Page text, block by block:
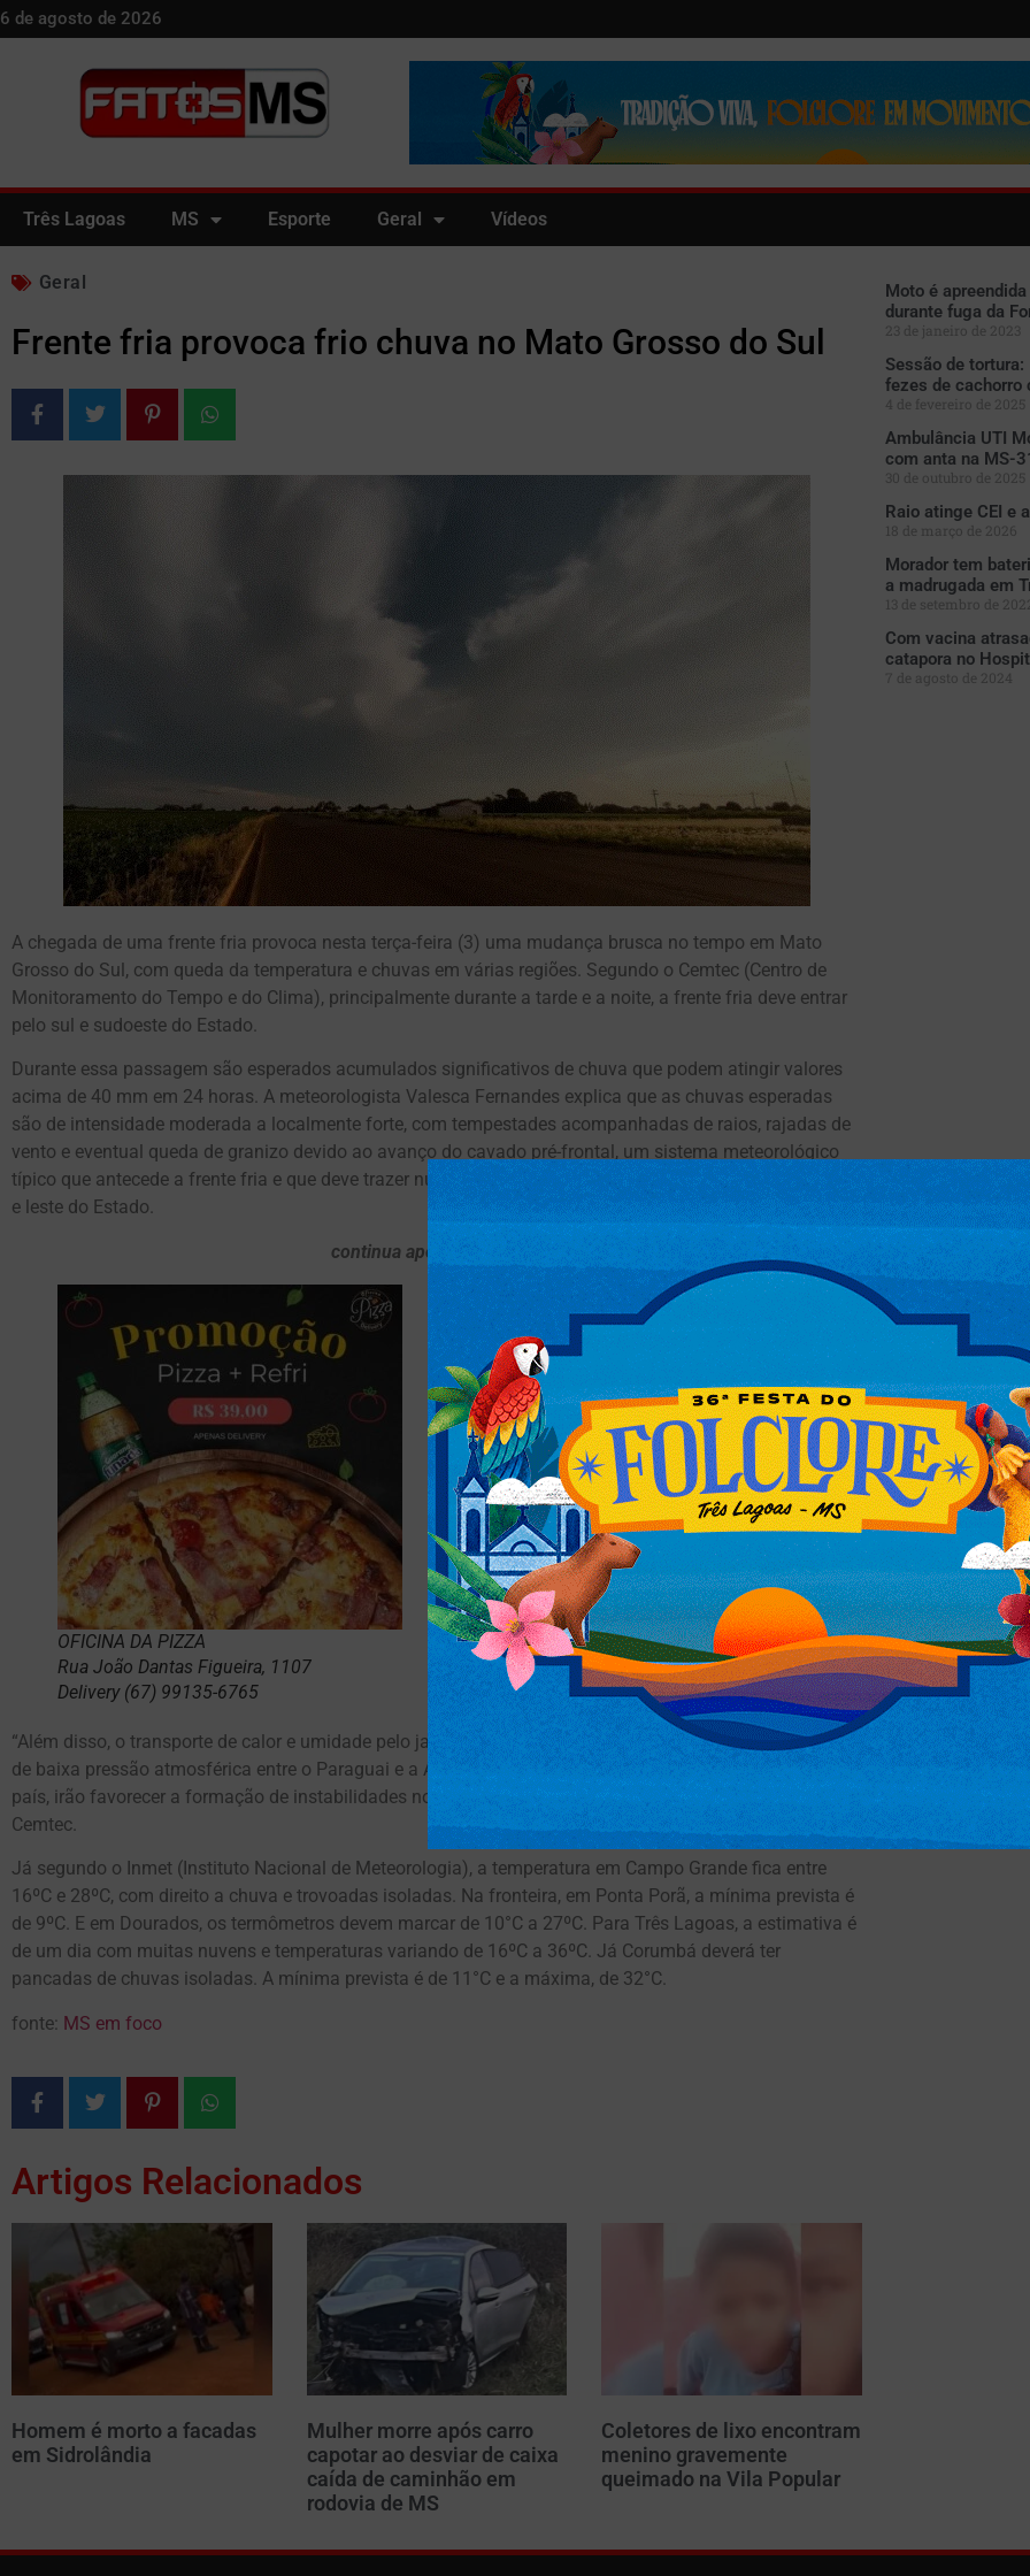
6 de agosto de 2026
Três Lagoas MS Esporte Geral Vídeos
Geral
Frente fria provoca frio chuva no Mato Grosso do Sul
A chegada de uma frente fria provoca nesta terça-feira (3) uma mudança brusca no tempo em Mato
Grosso do Sul, com queda da temperatura e chuvas em várias regiões. Segundo o Cemtec (Centro de
Monitoramento do Tempo e do Clima), principalmente durante a tarde e a noite, a frente fria deve entrar
pelo sul e sudoeste do Estado.
Durante essa passagem são esperados acumulados significativos de chuva que podem atingir valores
acima de 40 mm em 24 horas. A meteorologista Valesca Fernandes explica que as chuvas esperadas
são de intensidade moderada a localmente forte, com tempestades acompanhadas de raios, rajadas de
vento e eventual queda de granizo devido ao avanço do cavado pré-frontal, um sistema meteorológico
típico que antecede a frente fria e que deve trazer nuvens e chuvas, principalmente nas regiões centro-sul
e leste do Estado.
continua após publicidade
OFICINA DA PIZZA
Rua João Dantas Figueira, 1107
Delivery (67) 99135-6765
“Além disso, o transporte de calor e umidade pelo jato de baixos níveis, aliado a formação de um sistema
de baixa pressão atmosférica entre o Paraguai e a Argentina com deslocamento para a região sul do
país, irão favorecer a formação de instabilidades no Estado”, afirma a meteorologista, que coordena o
Cemtec.
Já segundo o Inmet (Instituto Nacional de Meteorologia), a temperatura em Campo Grande fica entre
16ºC e 28ºC, com direito a chuva e trovoadas isoladas. Na fronteira, em Ponta Porã, a mínima prevista é
de 9ºC. E em Dourados, os termômetros devem marcar de 10°C a 27ºC. Para Três Lagoas, a estimativa é
de um dia com muitas nuvens e temperaturas variando de 16ºC a 36ºC. Já Corumbá deverá ter
pancadas de chuvas isoladas. A mínima prevista é de 11°C e a máxima, de 32°C.
fonte: MS em foco
Artigos Relacionados
Homem é morto a facadas
em Sidrolândia
Mulher morre após carro
capotar ao desviar de caixa
caída de caminhão em
rodovia de MS
Coletores de lixo encontram
menino gravemente
queimado na Vila Popular
Moto é
durante fuga da
23 de janeiro de 2023
Sessão de
fezes de cachorro
4 de fevereiro de 2025
Ambulância UTI
com anta na MS-
30 de outubro de 2025
Raio atinge CEI e
18 de março de 2026
Morador tem
a madrugada em
13 de setembro de
Com vacina
catapora no
7 de agosto de 2024